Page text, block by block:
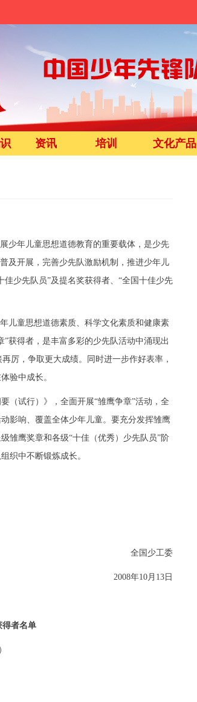
资讯 培训 文化产品
年儿童思想道德教育的重要载体，是少先
及开展，完善少先队激励机制，推进少年儿
少先队员”及提名奖获得者、“全国十佳少先
童思想道德素质、科学文化素质和健康素
获得者，是丰富多彩的少先队活动中涌现出
厉，争取更大成绩。同时进一步作好表率，
验中成长。
试行）》，全面开展“雏鹰争章”活动，全
影响、覆盖全体少年儿童。要充分发挥雏鹰
雏鹰奖章和各级“十佳（优秀）少先队员”阶
织中不断锻炼成长。
全国少工委
2008年10月13日
得者名单